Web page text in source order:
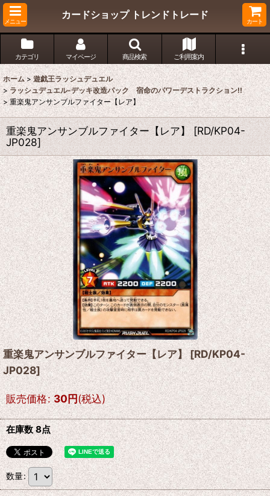
メニュー
カードショップ トレンドトレード
カート
カテゴリ マイページ 商品検索 ご利用案内
ホーム > 遊戯王ラッシュデュエル
> ラッシュデュエル-デッキ改造パック 宿命のパワーデストラクション!!
> 重楽鬼アンサンブルファイター【レア】
重楽鬼アンサンブルファイター【レア】 [RD/KP04-
JP028]
重楽鬼アンサンブルファイター【レア】 [RD/KP04-
JP028]
販売価格: 30円(税込)
在庫数 8点
数量: